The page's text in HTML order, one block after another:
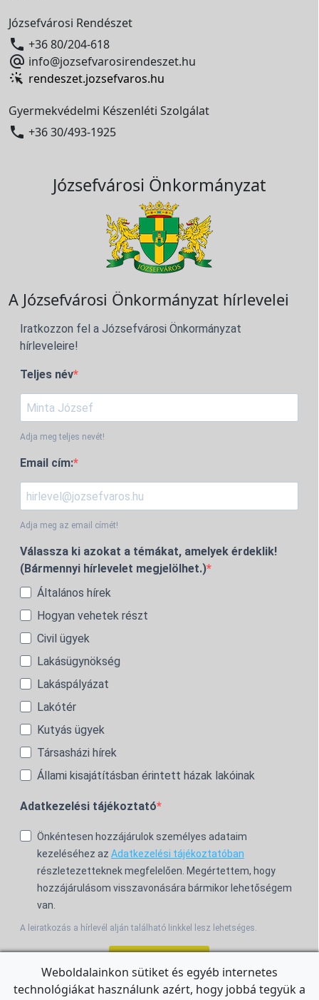
Józsefvárosi Rendészet
 +36 80/204-618
 info@jozsefvarosirendeszet.hu
rendeszet.jozsefvaros.hu
Gyermekvédelmi Készenléti Szolgálat
 +36 30/493-1925
Józsefvárosi Önkormányzat
A Józsefvárosi Önkormányzat hírlevelei
Iratkozzon fel a Józsefvárosi Önkormányzat
hírleveleire!
Teljes név
Adja meg teljes nevét!
Email cím:
Adja meg az email címét!
Válassza ki azokat a témákat, amelyek érdeklik!
(Bármennyi hírlevelet megjelölhet.)
Általános hírek
Hogyan vehetek részt
Civil ügyek
Lakásügynökség
Lakáspályázat
Lakótér
Kutyás ügyek
Társasházi hírek
Állami kisajátításban érintett házak lakóinak
Adatkezelési tájékoztató
Önkéntesen hozzájárulok személyes adataim
kezeléséhez az Adatkezelési tájékoztatóban
részletezetteknek megfelelően. Megértettem, hogy
hozzájárulásom visszavonására bármikor lehetőségem
van.
A leiratkozás a hírlevél alján található linkkel lesz lehetséges.
Weboldalainkon sütiket és egyéb internetes
technológiákat használunk azért, hogy jobbá tegyük a